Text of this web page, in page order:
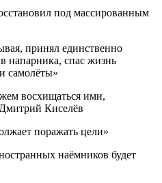
под массированным
принял единственно
напарника, спас жизнь
самолёты»
восхищаться ими,
Киселёв
поражать цели»
наёмников будет